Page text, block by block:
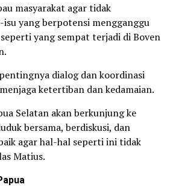
masyarakat agar tidak
yang berpotensi mengganggu
yang sempat terjadi di Boven
dialog dan koordinasi
ketertiban dan kedamaian.
Selatan akan berkunjung ke
bersama, berdiskusi, dan
agar hal-hal seperti ini tidak
Matius.